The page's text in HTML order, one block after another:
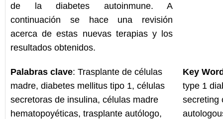
de la diabetes autoinmune. A
continuación se hace una revisión
acerca de estas nuevas terapias y los
resultados obtenidos.
Palabras clave: Trasplante de células
madre, diabetes mellitus tipo 1, células
secretoras de insulina, células madre
hematopoyéticas, trasplante autólogo,
Key
type 1
secreting